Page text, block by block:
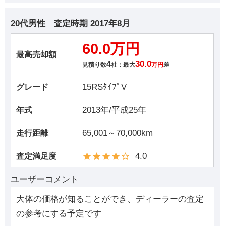
20代男性 査定時期 2017年8月
最高売却額 60.0万円
見積り数4社：最大30.0万円差
グレード 15RSﾀｲﾌﾟV
年式 2013年/平成25年
走行距離 65,001～70,000km
査定満足度 4.0
ユーザーコメント
大体の価格が知ることができ、ディーラーの査定
の参考にする予定です